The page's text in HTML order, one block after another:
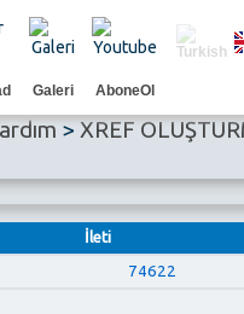
Galeri AboneOl
> XREF
İleti
74622